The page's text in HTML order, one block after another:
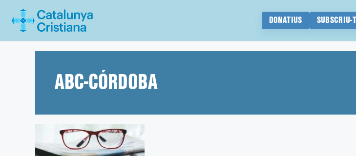
DONATIUS SUBSCRIU-
ABC-CÓRDOBA